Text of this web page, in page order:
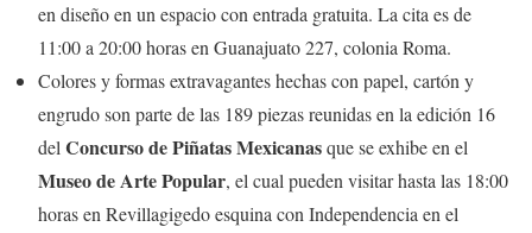
en diseño en un espacio con entrada gratuita. La cita es de
11:00 a 20:00 horas en Guanajuato 227, colonia Roma.
Colores y formas extravagantes hechas con papel, cartón y
engrudo son parte de las 189 piezas reunidas en la edición 16
del Concurso de Piñatas Mexicanasque se exhibe en el
Museo de Arte Popular, el cual pueden visitar hasta las 18:00
horas en Revillagigedo esquina con Independencia en el